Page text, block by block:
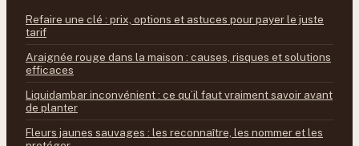
Refaire une clé : prix, options et astuces pour payer le juste
tarif
Araignée rouge dans la maison : causes, risques et solutions
efficaces
Liquidambar inconvénient : ce qu’il faut vraiment savoir avant
de planter
Fleurs jaunes sauvages : les reconnaître, les nommer et les